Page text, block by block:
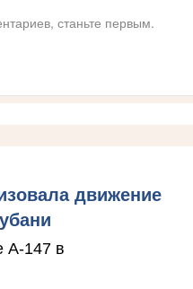
станьте первым.
движение
А-147 в